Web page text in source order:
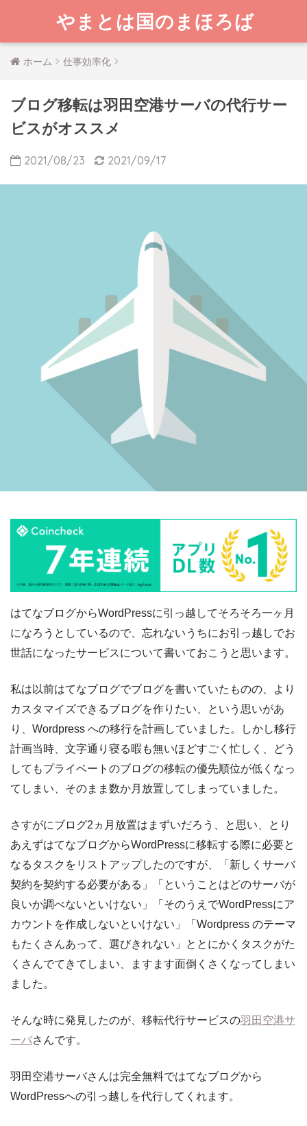
やまとは国のまほろば
ホーム 仕事効率化
ブログ移転は羽田空港サーバの代行サー
ビスがオススメ
2021/08/23 2021/09/17
はてなブログからWordPressに引っ越してそろそろ一ヶ月
になろうとしているので、忘れないうちにお引っ越しでお
世話になったサービスについて書いておこうと思います。
私は以前はてなブログでブログを書いていたものの、より
カスタマイズできるブログを作りたい、という思いがあ
り、Wordpress への移行を計画していました。しかし移行
計画当時、文字通り寝る暇も無いほどすごく忙しく、どう
してもプライベートのブログの移転の優先順位が低くなっ
てしまい、そのまま数か月放置してしまっていました。
さすがにブログ2ヵ月放置はまずいだろう、と思い、とり
あえずはてなブログからWordPressに移転する際に必要と
なるタスクをリストアップしたのですが、「新しくサーバ
契約を契約する必要がある」「ということはどのサーバが
良いか調べないといけない」「そのうえでWordPressにア
カウントを作成しないといけない」「Wordpress のテーマ
もたくさんあって、選びきれない」ととにかくタスクがた
くさんでてきてしまい、ますます面倒くさくなってしまい
ました。
そんな時に発見したのが、移転代行サービスの羽田空港サ
ーバさんです。
羽田空港サーバさんは完全無料ではてなブログから
WordPressへの引っ越しを代行してくれます。